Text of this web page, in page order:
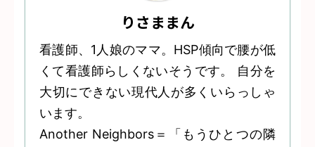
りさままん
看護師、1人娘のママ。HSP傾向で腰が低
くて看護師らしくないそうです。 自分を
大切にできない現代人が多くいらっしゃ
います。
Another Neighbors＝「もうひとつの隣